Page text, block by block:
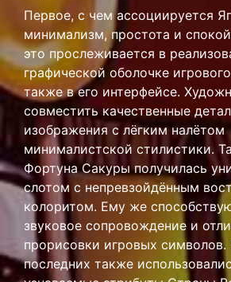
Первое, с чем ассоциируется
минимализм, простота и
это прослеживается в
графической оболочке
также в его интерфейсе.
совместить качественные
изображения с лёгким налётом
минималистской стилистики.
Фортуна Сакуры получилась
слотом с непревзойдённым
колоритом. Ему же
звуковое сопровождение и
прорисовки игровых символов.
последних также